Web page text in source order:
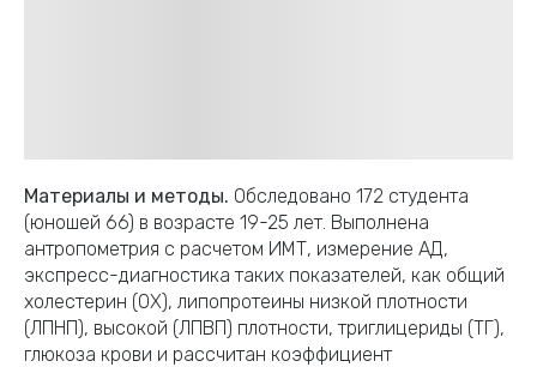
Материалы и методы. Обследовано 172 студента
(юношей 66) в возрасте 19-25 лет. Выполнена
антропометрия с расчетом ИМТ, измерение АД,
экспресс-диагностика таких показателей, как общий
холестерин (ОХ), липопротеины низкой плотности
(ЛПНП), высокой (ЛПВП) плотности, триглицериды (ТГ),
глюкоза крови и рассчитан коэффициент